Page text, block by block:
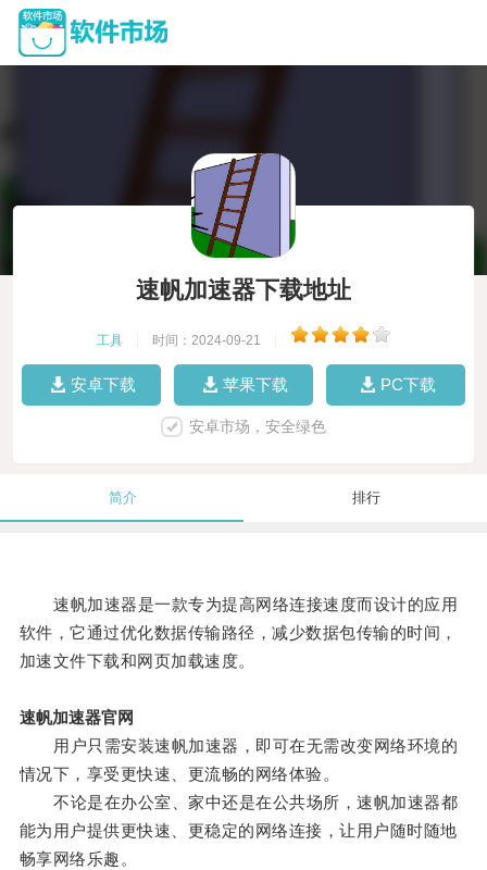
速帆加速器下载地址
工具 时间：2024-09-21
安卓下载 苹果下载 PC下载
安卓市场，安全绿色
简介 排行
速帆加速器是一款专为提高网络连接速度而设计的应用
软件，它通过优化数据传输路径，减少数据包传输的时间，
加速文件下载和网页加载速度。
速帆加速器官网
用户只需安装速帆加速器，即可在无需改变网络环境的
情况下，享受更快速、更流畅的网络体验。
不论是在办公室、家中还是在公共场所，速帆加速器都
能为用户提供更快速、更稳定的网络连接，让用户随时随地
畅享网络乐趣。